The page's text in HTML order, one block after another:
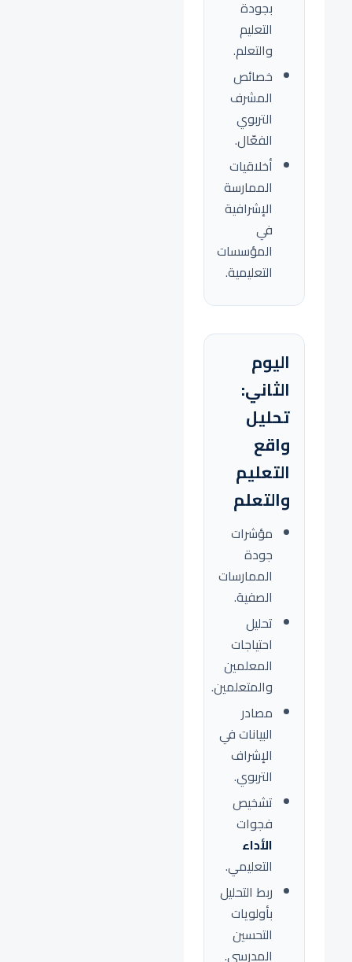
بجودة
التعليم
والتعلم.
خصائص
المشرف
التربوي
الفعّال.
أخلاقيات
الممارسة
الإشرافية
في
المؤسسات
التعليمية.
اليوم
الثاني:
تحليل
واقع
التعليم
والتعلم
مؤشرات
جودة
الممارسات
الصفية.
تحليل
احتياجات
المعلمين
والمتعلمين.
مصادر
البيانات في
الإشراف
التربوي.
تشخيص
فجوات
الأداء
التعليمي.
ربط التحليل
بأولويات
التحسين
المدرسي.